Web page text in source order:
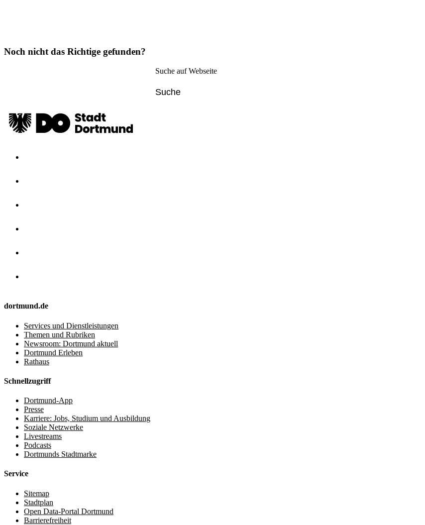
Noch nicht das Richtige gefunden?
Suche auf Webseite
dortmund.de
Services und Dienstleistungen
Themen und Rubriken
Newsroom: Dortmund aktuell
Dortmund Erleben
Rathaus
Schnellzugriff
Dortmund-App
Presse
Karriere: Jobs, Studium und Ausbildung
Soziale Netzwerke
Livestreams
Podcasts
Dortmunds Stadtmarke
Service
Sitemap
Stadtplan
Open Data-Portal Dortmund
Barrierefreiheit